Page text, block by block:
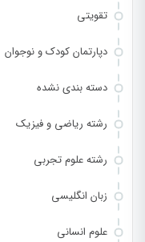
تقویتی
دپارتمان کودک و نوجوان
دسته بندی نشده
رشته ریاضی و فیزیک
رشته علوم تجربی
زبان انگلیسی
علوم انسانی